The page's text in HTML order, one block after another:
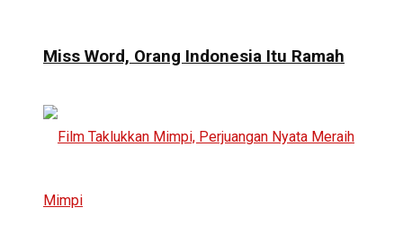
Miss Word, Orang Indonesia Itu Ramah